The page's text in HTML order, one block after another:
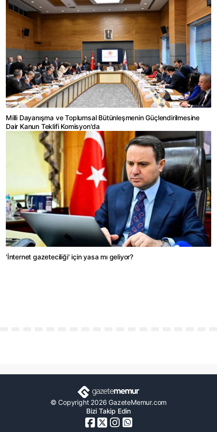
Milli Dayanışma ve Toplumsal Bütünleşmenin Güçlendirilmesine
Dair Kanun Teklifi Komisyon'da
'İnternet gazeteciliği' için yasa mı geliyor?
© Copyright 2026 GazeteMemur.com
Bizi Takip Edin